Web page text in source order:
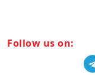
Follow us on: